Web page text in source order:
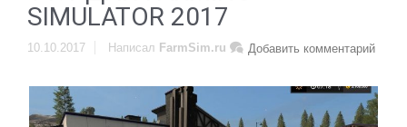
SIMULATOR 2017
10.10.2017 Добавить комментарий
Написал FarmSim.ru